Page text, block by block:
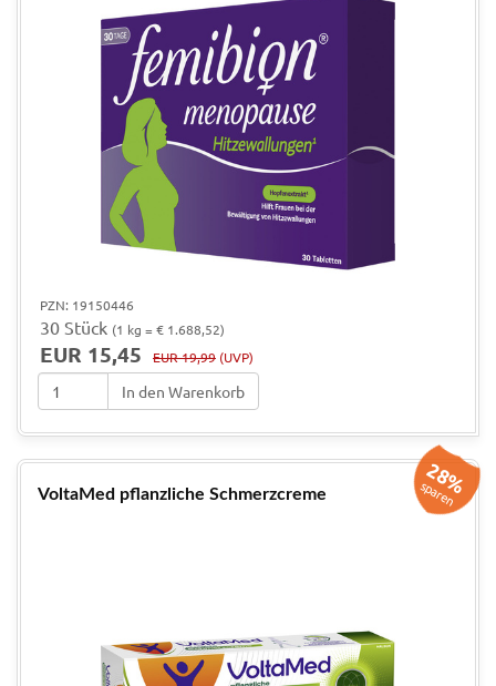
PZN: 19150446
30 Stück (1 kg = € 1.688,52)
EUR 15,45 EUR 19,99 (UVP)
In den Warenkorb
VoltaMed pflanzliche Schmerzcreme 28%
sparen